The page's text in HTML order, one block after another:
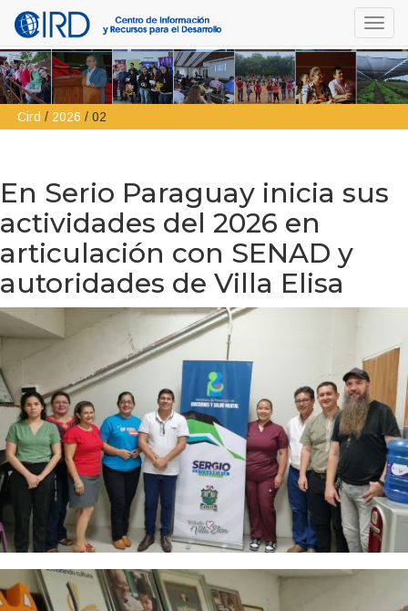
Cird / 2026 / 02
En Serio Paraguay inicia sus
actividades del 2026 en
articulación con SENAD y
autoridades de Villa Elisa